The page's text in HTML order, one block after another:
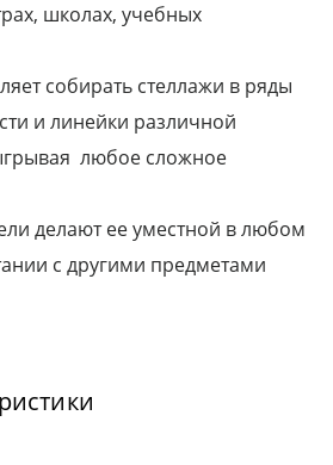
школах, учебных
собирать стеллажи в ряды
и линейки различной
любое сложное
делают ее уместной в любом
с другими предметами